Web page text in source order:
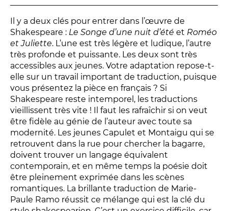
Il y a deux clés pour entrer dans l’œuvre de
Shakespeare : Le Songe d’une nuit d’été et Roméo
et Juliette. L’une est très légère et ludique, l’autre
très profonde et puissante. Les deux sont très
accessibles aux jeunes. Votre adaptation repose-t-
elle sur un travail important de traduction, puisque
vous présentez la pièce en français ? Si
Shakespeare reste intemporel, les traductions
vieillissent très vite ! Il faut les rafraîchir si on veut
être fidèle au génie de l’auteur avec toute sa
modernité. Les jeunes Capulet et Montaigu qui se
retrouvent dans la rue pour chercher la bagarre,
doivent trouver un langage équivalent
contemporain, et en même temps la poésie doit
être pleinement exprimée dans les scènes
romantiques. La brillante traduction de Marie-
Paule Ramo réussit ce mélange qui est la clé du